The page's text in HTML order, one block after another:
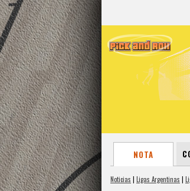
NOTA
Noticias | Ligas Argentinas |